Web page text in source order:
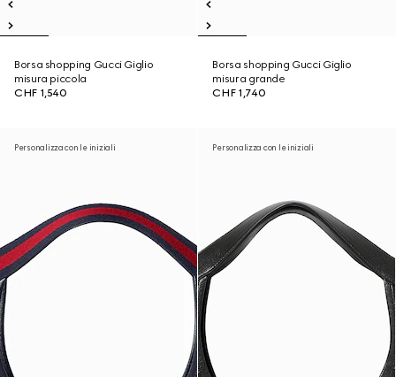
Borsa shopping Gucci Giglio
misura piccola
CHF 1,540
Borsa shopping Gucci Giglio
misura grande
CHF 1,740
Personalizza con le iniziali Personalizza con le iniziali